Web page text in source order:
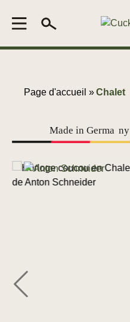
Page d'accueil »Chalet
Made in Germa ny